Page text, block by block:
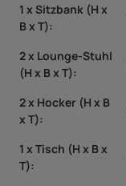
1 x Sitzbank (H x
B x T):
2 x Lounge-Stuhl
(H x B x T):
2 x Hocker (H x B
x T):
1 x Tisch (H x B x
T):